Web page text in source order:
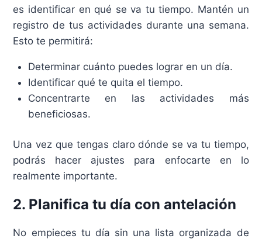
es identificar en qué se va tu tiempo. Mantén un
registro de tus actividades durante una semana.
Esto te permitirá:
Determinar cuánto puedes lograr en un día.
Identificar qué te quita el tiempo.
Concentrarte en las actividades más
beneficiosas.
Una vez que tengas claro dónde se va tu tiempo,
podrás hacer ajustes para enfocarte en lo
realmente importante.
2. Planifica tu día con antelación
No empieces tu día sin una lista organizada de